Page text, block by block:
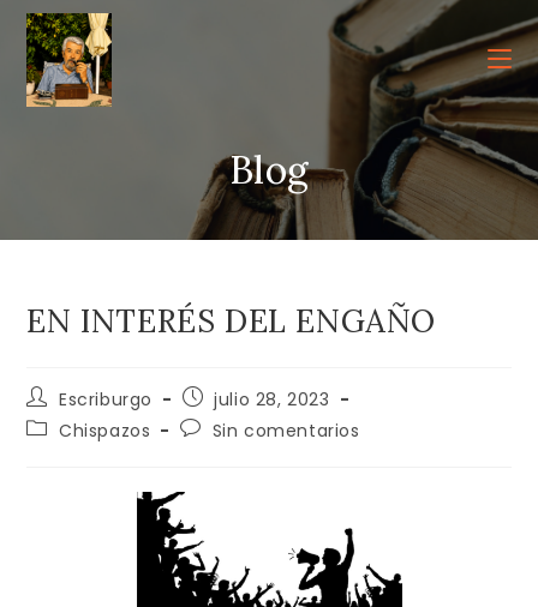
contenido
Blog
EN INTERÉS DEL ENGAÑO
Autor
de
la
Escriburgo
Publicación
de
la
julio 28, 2023
Categoría
Chispazos
Comentarios
entrada:
Sin comentarios